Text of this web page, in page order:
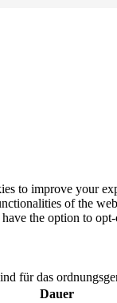
to improve your
of the
the option to
für das
Dauer